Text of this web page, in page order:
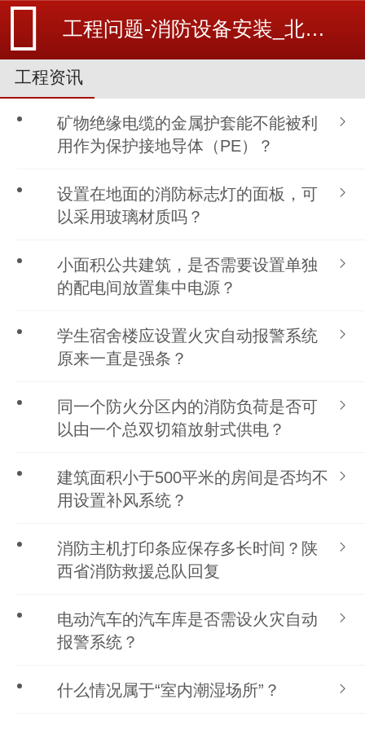
工程问题-消防设备安装_北京探测器清洗_江苏消防改造维修-苏州消防工程施工安装公司-
工程资讯
矿物绝缘电缆的金属护套能不能被利
用作为保护接地导体（PE）？
设置在地面的消防标志灯的面板，可
以采用玻璃材质吗？
小面积公共建筑，是否需要设置单独
的配电间放置集中电源？
学生宿舍楼应设置火灾自动报警系统
原来一直是强条？
同一个防火分区内的消防负荷是否可
以由一个总双切箱放射式供电？
建筑面积小于500平米的房间是否均不
用设置补风系统？
消防主机打印条应保存多长时间？陕
西省消防救援总队回复
电动汽车的汽车库是否需设火灾自动
报警系统？
什么情况属于“室内潮湿场所”？